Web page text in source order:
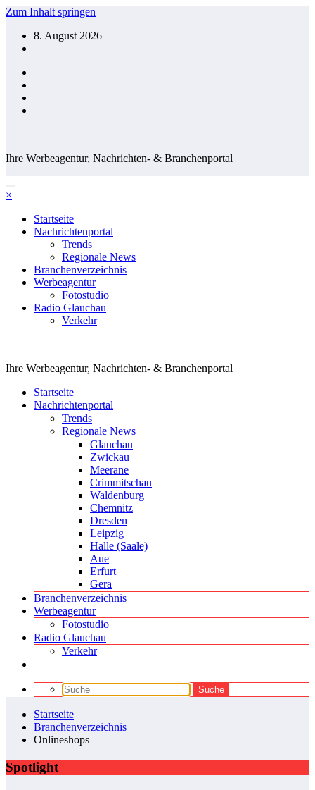
Zum Inhalt springen
8. August 2026
Ihre Werbeagentur, Nachrichten- & Branchenportal
×
Startseite
Nachrichtenportal
Trends
Regionale News
Branchenverzeichnis
Werbeagentur
Fotostudio
Radio Glauchau
Verkehr
Ihre Werbeagentur, Nachrichten- & Branchenportal
Startseite
Nachrichtenportal
Trends
Regionale News
Glauchau
Zwickau
Meerane
Crimmitschau
Waldenburg
Chemnitz
Dresden
Leipzig
Halle (Saale)
Aue
Erfurt
Gera
Branchenverzeichnis
Werbeagentur
Fotostudio
Radio Glauchau
Verkehr
Startseite
Branchenverzeichnis
Onlineshops
Spotlight